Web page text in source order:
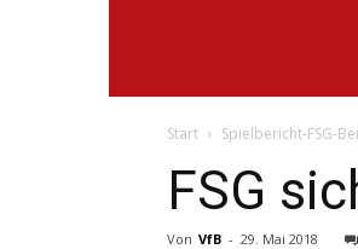
Lantershofen
Start Spielbericht-FSG-
FSG
Von VfB - 29. Mai 2018